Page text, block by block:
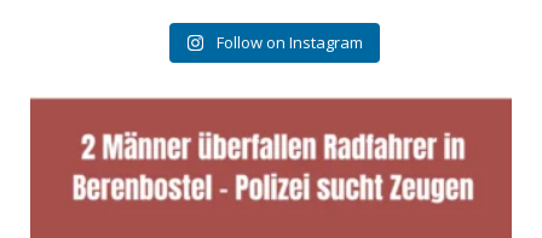
Follow on Instagram